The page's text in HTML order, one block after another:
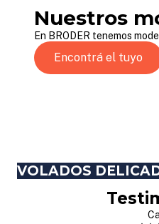
VOLADOS
Nuestros
En BRODER tenemos
Encontrá el tuyo